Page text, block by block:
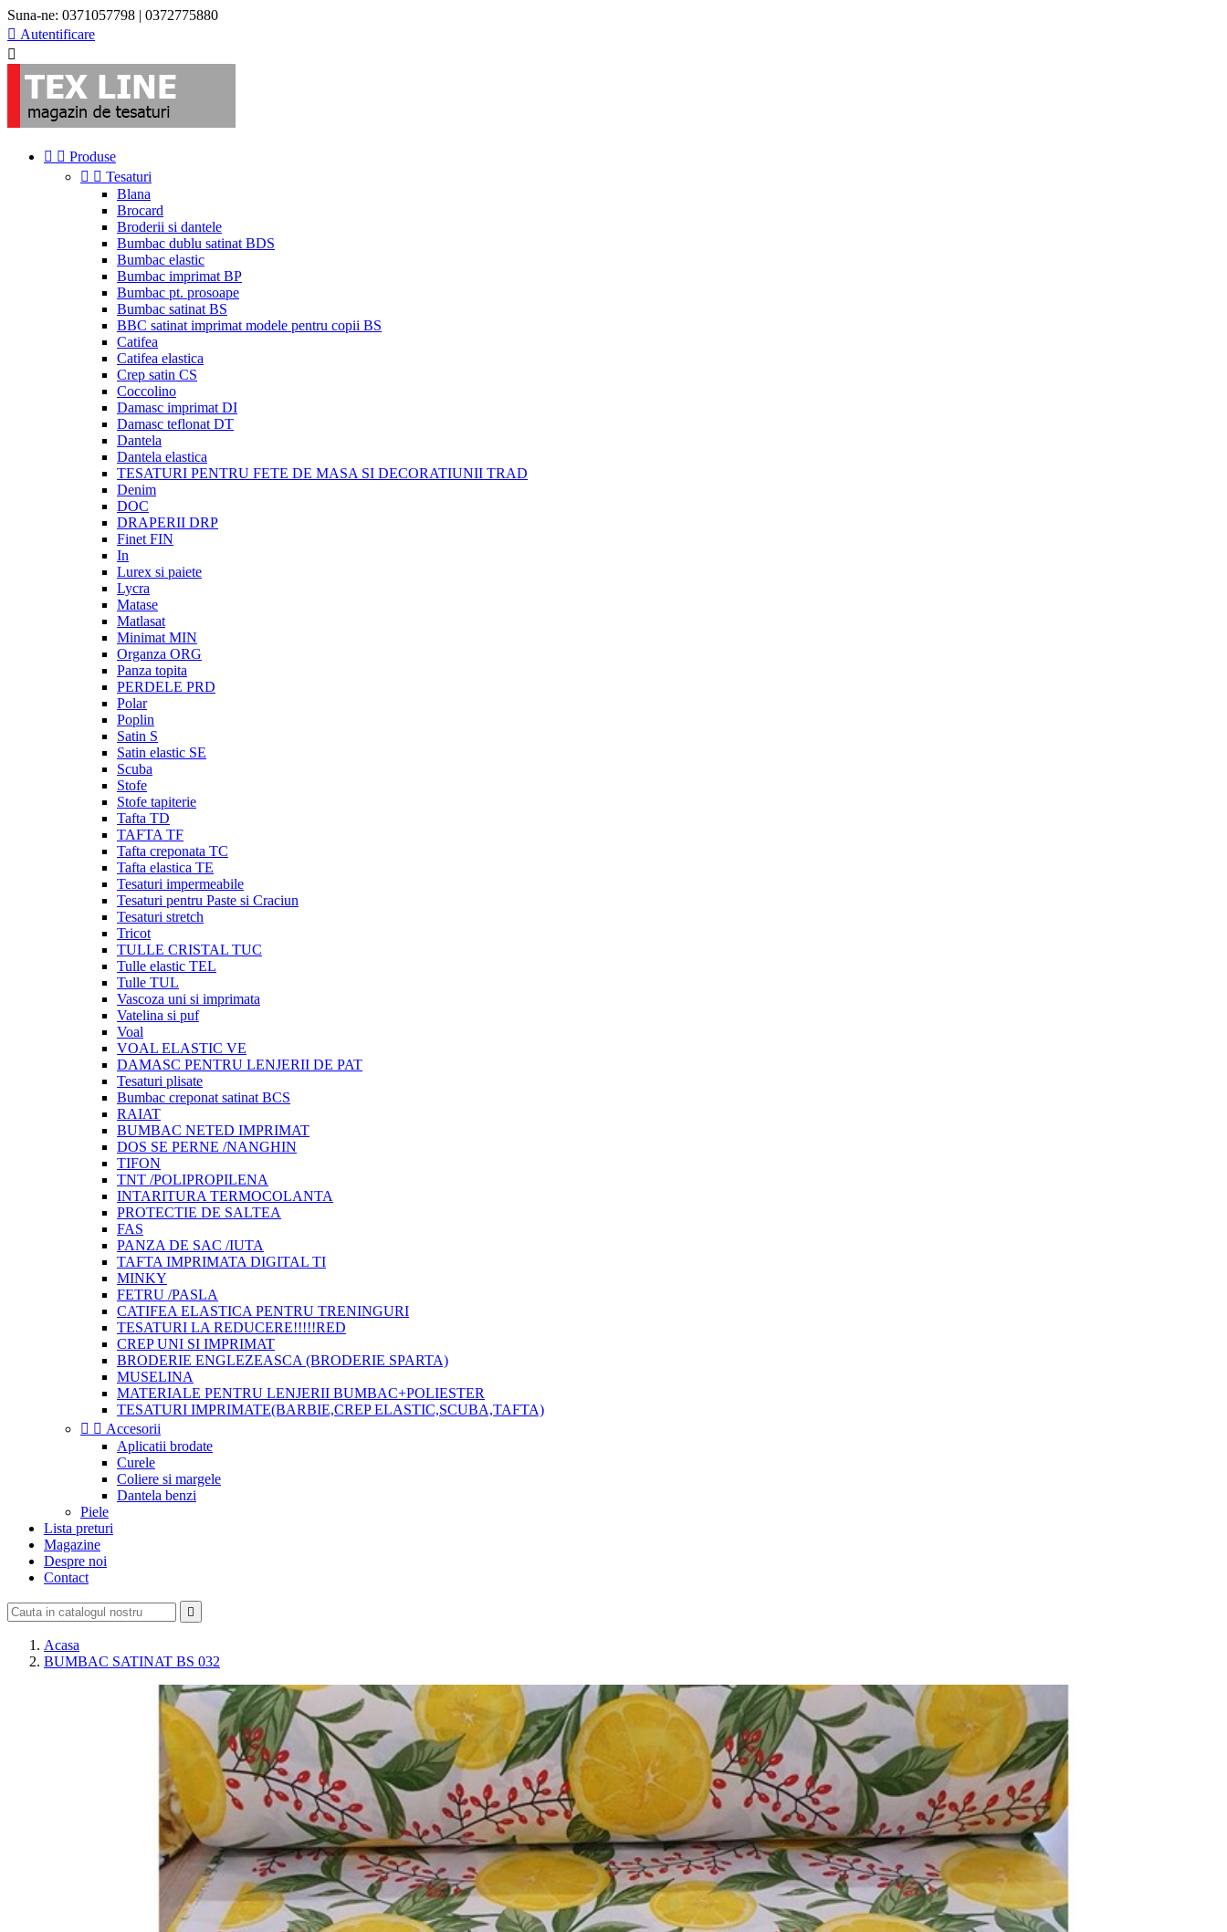
Suna-ne: 0371057798 | 0372775880
 Autentificare

  Produse
  Tesaturi
Blana
Brocard
Broderii si dantele
Bumbac dublu satinat BDS
Bumbac elastic
Bumbac imprimat BP
Bumbac pt. prosoape
Bumbac satinat BS
BBC satinat imprimat modele pentru copii BS
Catifea
Catifea elastica
Crep satin CS
Coccolino
Damasc imprimat DI
Damasc teflonat DT
Dantela
Dantela elastica
TESATURI PENTRU FETE DE MASA SI DECORATIUNII TRAD
Denim
DOC
DRAPERII DRP
Finet FIN
In
Lurex si paiete
Lycra
Matase
Matlasat
Minimat MIN
Organza ORG
Panza topita
PERDELE PRD
Polar
Poplin
Satin S
Satin elastic SE
Scuba
Stofe
Stofe tapiterie
Tafta TD
TAFTA TF
Tafta creponata TC
Tafta elastica TE
Tesaturi impermeabile
Tesaturi pentru Paste si Craciun
Tesaturi stretch
Tricot
TULLE CRISTAL TUC
Tulle elastic TEL
Tulle TUL
Vascoza uni si imprimata
Vatelina si puf
Voal
VOAL ELASTIC VE
DAMASC PENTRU LENJERII DE PAT
Tesaturi plisate
Bumbac creponat satinat BCS
RAIAT
BUMBAC NETED IMPRIMAT
DOS SE PERNE /NANGHIN
TIFON
TNT /POLIPROPILENA
INTARITURA TERMOCOLANTA
PROTECTIE DE SALTEA
FAS
PANZA DE SAC /IUTA
TAFTA IMPRIMATA DIGITAL TI
MINKY
FETRU /PASLA
CATIFEA ELASTICA PENTRU TRENINGURI
TESATURI LA REDUCERE!!!!!RED
CREP UNI SI IMPRIMAT
BRODERIE ENGLEZEASCA (BRODERIE SPARTA)
MUSELINA
MATERIALE PENTRU LENJERII BUMBAC+POLIESTER
TESATURI IMPRIMATE(BARBIE,CREP ELASTIC,SCUBA,TAFTA)
  Accesorii
Aplicatii brodate
Curele
Coliere si margele
Dantela benzi
Piele
Lista preturi
Magazine
Despre noi
Contact

Acasa
BUMBAC SATINAT BS 032